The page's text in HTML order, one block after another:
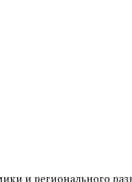
и регионального